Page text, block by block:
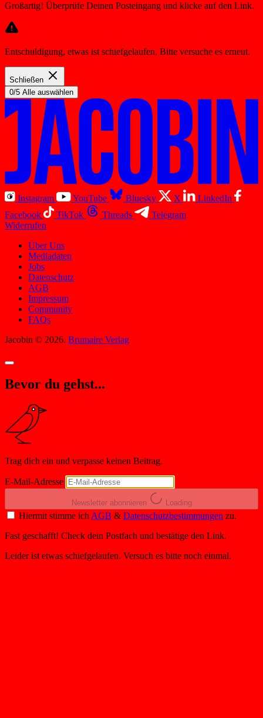
Großartig! Überprüfe Deinen Posteingang und klicke auf den Link.
Entschuldigung, etwas ist schiefgelaufen. Bitte versuche es erneut.
Schließen
0/5 Alle auswählen
Instagram YouTube Bluesky X
LinkedIn
Facebook
TikTok Threads
Telegram
Widerrufen
Über Uns
Mediadaten
Jobs
Datenschutz
AGB
Impressum
Community
FAQs
Jacobin © 2026. Brumaire Verlag
Bevor du gehst...
Trag dich ein und verpasse keinen Beitrag.
E-Mail-Adresse
Newsletter abonnieren Loading
Hiermit stimme ich AGB & Datenschutzbestimmungen zu.
Fast geschafft! Check dein Postfach und bestätige den Link.
Leider ist etwas schiefgelaufen. Versuch es bitte noch einmal.